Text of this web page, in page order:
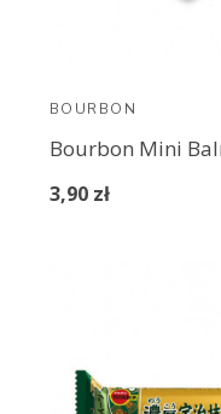
BOURBON
3,90 zł